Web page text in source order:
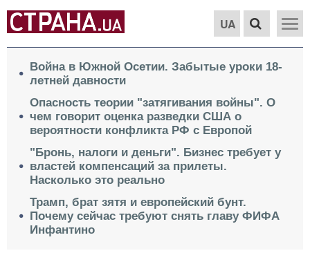
UA
Война в Южной Осетии. Забытые уроки 18-
летней давности
Опасность теории "затягивания войны". О
чем говорит оценка разведки США о
вероятности конфликта РФ с Европой
"Бронь, налоги и деньги". Бизнес требует у
властей компенсаций за прилеты.
Насколько это реально
Трамп, брат зятя и европейский бунт.
Почему сейчас требуют снять главу ФИФА
Инфантино